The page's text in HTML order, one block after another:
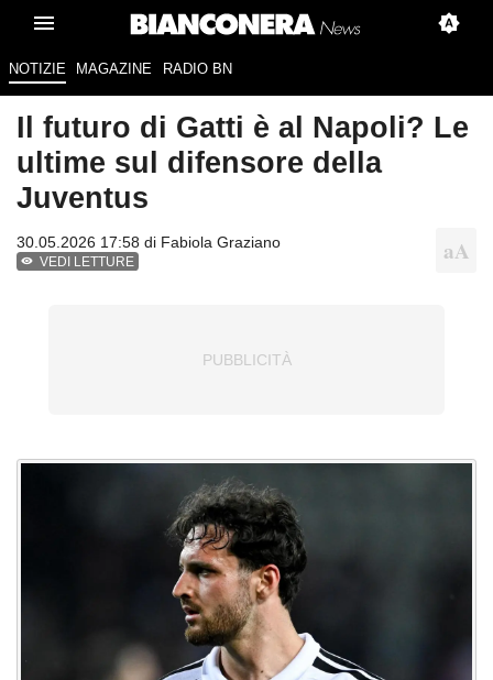
NOTIZIE MAGAZINE RADIO BN
Il futuro di Gatti è al Napoli? Le
ultime sul difensore della
Juventus
30.05.2026 17:58 di Fabiola Graziano
VEDI LETTURE